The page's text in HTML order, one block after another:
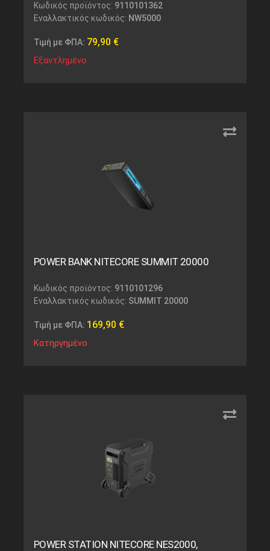
Κωδικός προϊόντος: 9110101362
Εναλλακτικός κωδικός: NW5000
Τιμή με ΦΠΑ: 79,90 €
Εξαντλημένο
POWER BANK NITECORE SUMMIT 20000
Κωδικός προϊόντος: 9110101296
Εναλλακτικός κωδικός: SUMMIT 20000
Τιμή με ΦΠΑ: 169,90 €
Κατηργημένο
POWER STATION NITECORE NES2000,